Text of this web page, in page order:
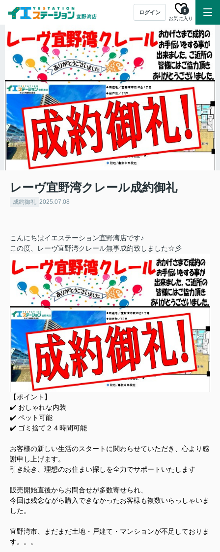
ログイン
お気に入り
0
レーヴ宜野湾クレール成約御礼
成約御礼 2025.07.08
こんにちはイエステーション宜野湾店です♪
この度、レーヴ宜野湾クレール無事成約致しました☆彡
【ポイント】
✔️ おしゃれな内装
✔️ ペット可能
✔️ ゴミ捨て２４時間可能
お客様の新しい生活のスタートに関わらせていただき、心より感
謝申し上げます。
引き続き、理想のお住まい探しを全力でサポートいたします
販売開始直後からお問合せが多数寄せられ、
今回は残念ながら購入できなかったお客様も複数いらっしゃいま
した。
宜野湾市、まだまだ土地・戸建て・マンションが不足しておりま
す。。。